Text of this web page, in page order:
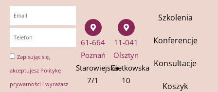
Zapisując się,
akceptujesz Politykę
prywatności i wyrażasz
61-664
Poznań
Starowiejska
7/1
11-041
Olsztyn
Gietkowska
10
Szkolenia
Konferencje
Konsultacje
Koszyk